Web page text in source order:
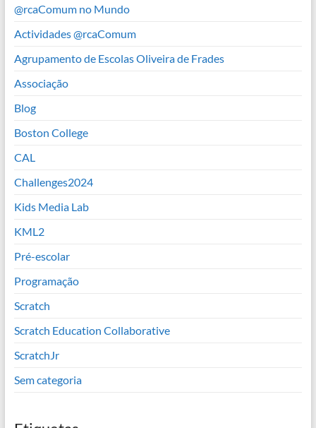
@rcaComum no Mundo
Actividades @rcaComum
Agrupamento de Escolas Oliveira de Frades
Associação
Blog
Boston College
CAL
Challenges2024
Kids Media Lab
KML2
Pré-escolar
Programação
Scratch
Scratch Education Collaborative
ScratchJr
Sem categoria